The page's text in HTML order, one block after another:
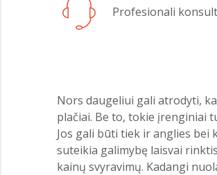
Profesionali
Nors daugeliui gali atrodyti,
plačiai. Be to, tokie įrenginiai
Jos gali būti tiek ir anglies
suteikia galimybę laisvai
kainų svyravimų. Kadangi